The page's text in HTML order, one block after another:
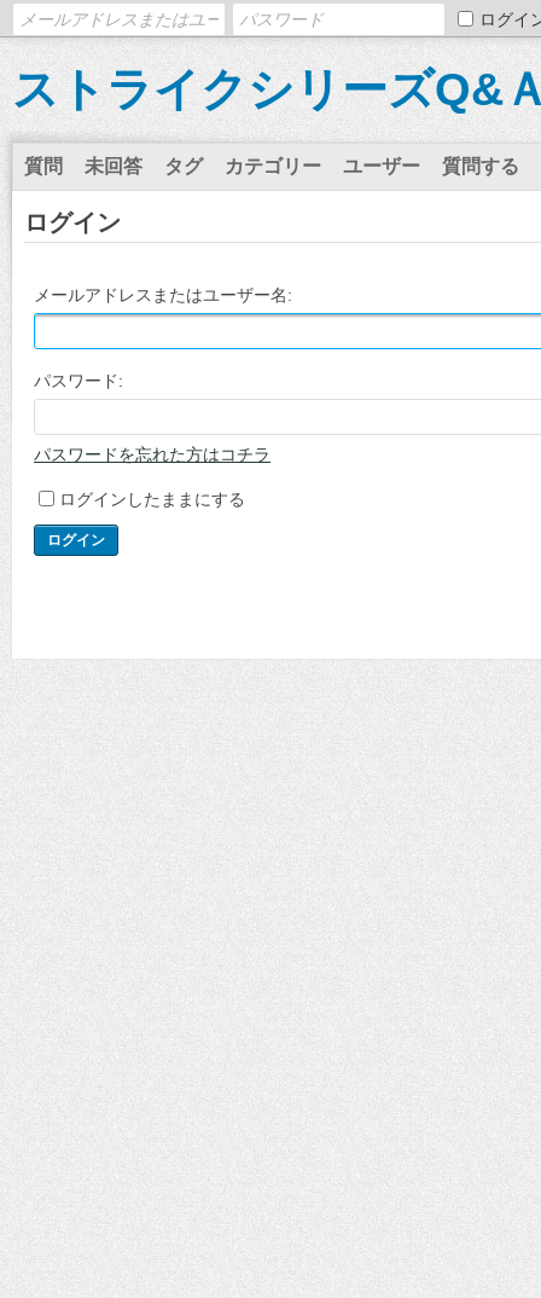
ログイ
ストライクシリーズQ&
質問 未回答 タグ カテゴリー ユーザー 質問する
ログイン
メールアドレスまたはユーザー名:
パスワード:
パスワードを忘れた方はコチラ
ログインしたままにする